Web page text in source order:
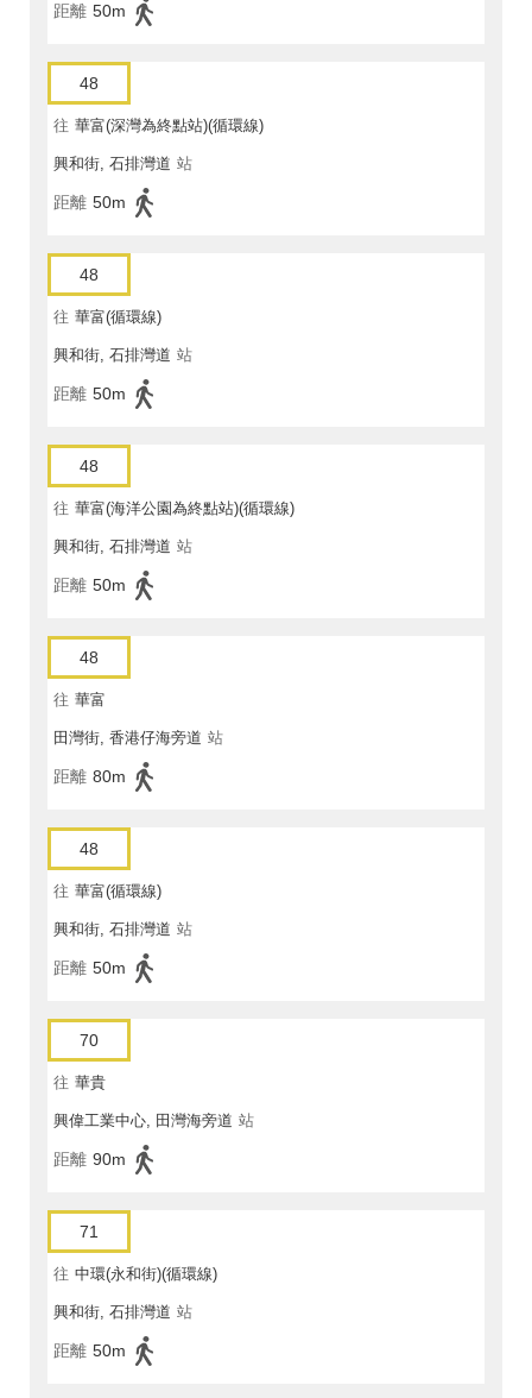
距離 50m
48
往 華富(深灣為終點站)(循環線)
興和街, 石排灣道 站
距離 50m
48
往 華富(循環線)
興和街, 石排灣道 站
距離 50m
48
往 華富(海洋公園為終點站)(循環線)
興和街, 石排灣道 站
距離 50m
48
往 華富
田灣街, 香港仔海旁道 站
距離 80m
48
往 華富(循環線)
興和街, 石排灣道 站
距離 50m
70
往 華貴
興偉工業中心, 田灣海旁道 站
距離 90m
71
往 中環(永和街)(循環線)
興和街, 石排灣道 站
距離 50m